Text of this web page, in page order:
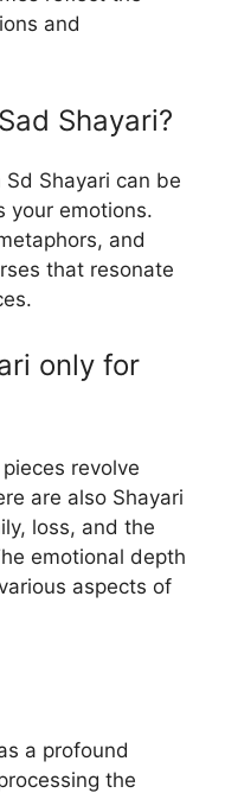
and
Shayari?
Shayari can be
your emotions.
and
that resonate
only for
revolve
are also Shayari
loss, and the
emotional depth
aspects of
a profound
the